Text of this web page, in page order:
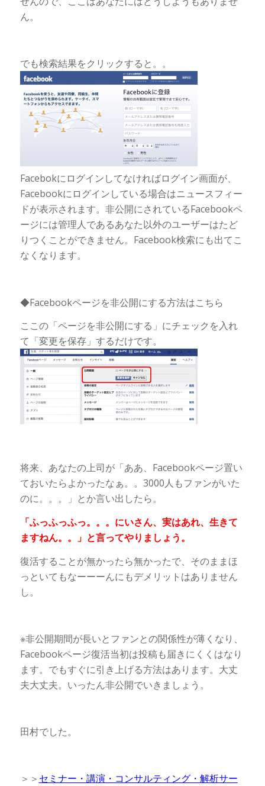
ん。
でも検索結果をクリックすると。。
Facebokにログインしてなければログイン画面が、
Facebookにログインしている場合はニュースフィー
ドが表示されます。非公開にされているFacebookペ
ージには管理人であるあなた以外のユーザーはたど
りつくことができません。Facebook検索にも出てこ
なくなります。
◆Facebookページを非公開にする方法はこちら
ここの「ページを非公開にする」にチェックを入れ
て「変更を保存」するだけです。
将来、あなたの上司が「ああ、Facebookページ置い
ておいたらよかったなぁ。。3000人もファンがいた
のに。。。」とか言い出したら。
「ふっふっふっ。。。にいさん、実はあれ、生きて
ますねん。。」と言ってやりましょう。
復活することが無かったら無かったで、そのままほ
っといてもなーーーんにもデメリットはありません
し。
※非公開期間が長いとファンとの関係性が薄くなり、
Facebookページ復活当初は投稿も届きにくくはなり
ます。でもすぐに引き上げる方法はあります。大丈
夫大丈夫。いったん非公開でいきましょう。
田村でした。
＞＞ セミナー・講演・コンサルティング・解析サー